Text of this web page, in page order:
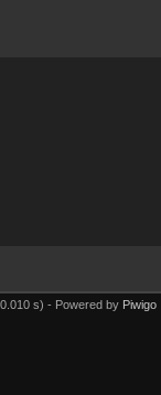
s) - Powered by Piwigo